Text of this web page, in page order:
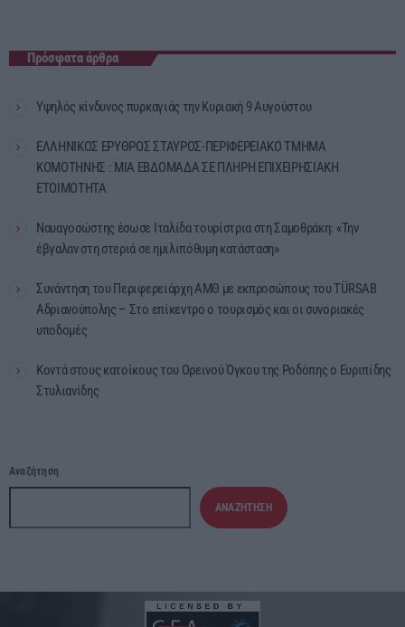
Πρόσφατα άρθρα
Υψηλός κίνδυνος πυρκαγιάς την Κυριακή 9 Αυγούστου
ΕΛΛΗΝΙΚΟΣ ΕΡΥΘΡΟΣ ΣΤΑΥΡΟΣ-ΠΕΡΙΦΕΡΕΙΑΚΟ ΤΜΗΜΑ
ΚΟΜΟΤΗΝΗΣ : ΜΙΑ ΕΒΔΟΜΑΔΑ ΣΕ ΠΛΗΡΗ ΕΠΙΧΕΙΡΗΣΙΑΚΗ
ΕΤΟΙΜΟΤΗΤΑ
Ναυαγοσώστης έσωσε Ιταλίδα τουρίστρια στη Σαμοθράκη: «Την
έβγαλαν στη στεριά σε ημιλιπόθυμη κατάσταση»
Συνάντηση του Περιφερειάρχη ΑΜΘ με εκπροσώπους του TÜRSAB
Αδριανούπολης – Στο επίκεντρο ο τουρισμός και οι συνοριακές
υποδομές
Κοντά στους κατοίκους του Ορεινού Όγκου της Ροδόπης ο Ευριπίδης
Στυλιανίδης
Αναζήτηση
ΑΝΑΖΉΤΗΣΗ